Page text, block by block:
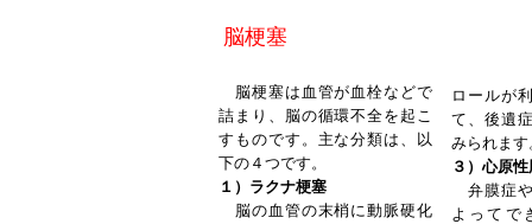
脳梗塞
脳梗塞は血管が血栓などで
詰まり、脳の循環不全を起こ
すものです。主な分類は、以
下の４つです。
１）ラクナ梗塞
脳の血管の末梢に動脈硬化
ロールが
て、後遺
みられます
３）心原
弁膜症
よってで